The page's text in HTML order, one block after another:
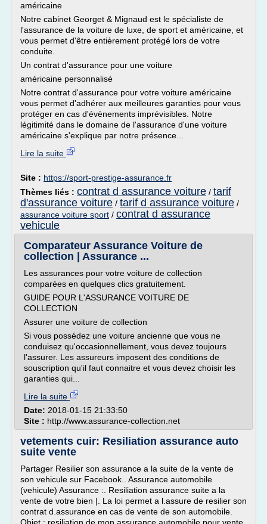
américaine
Notre cabinet Georget & Mignaud est le spécialiste de
l'assurance de la voiture de luxe, de sport et américaine, et
vous permet d'être entièrement protégé lors de votre
conduite.
Un contrat d'assurance pour une voiture
américaine personnalisé
Notre contrat d'assurance pour votre voiture américaine
vous permet d'adhérer aux meilleures garanties pour vous
protéger en cas d'évènements imprévisibles. Notre
légitimité dans le domaine de l'assurance d'une voiture
américaine s'explique par notre présence...
Lire la suite
Site : https://sport-prestige-assurance.fr
Thèmes liés : contrat d assurance voiture / tarif
d'assurance voiture / tarif d assurance voiture /
assurance voiture sport / contrat d assurance
vehicule
Comparateur Assurance Voiture de
collection | Assurance ...
Les assurances pour votre voiture de collection
comparées en quelques clics gratuitement.
GUIDE POUR L'ASSURANCE VOITURE DE
COLLECTION
Assurer une voiture de collection
Si vous possédez une voiture ancienne que vous ne
conduisez qu'occasionnellement, vous devez toujours
l'assurer. Les assureurs imposent des conditions de
souscription qu'il faut connaitre et vous devez choisir les
garanties qui...
Lire la suite
Date: 2018-01-15 21:33:50
Site : http://www.assurance-collection.net
vetements cuir: Resiliation assurance auto
suite vente
Partager Resilier son assurance a la suite de la vente de
son vehicule sur Facebook.. Assurance automobile
(vehicule) Assurance :. Resiliation assurance suite a la
vente de votre bien |. La loi permet a l.assure de resilier son
contrat d.assurance en cas de vente de son automobile.